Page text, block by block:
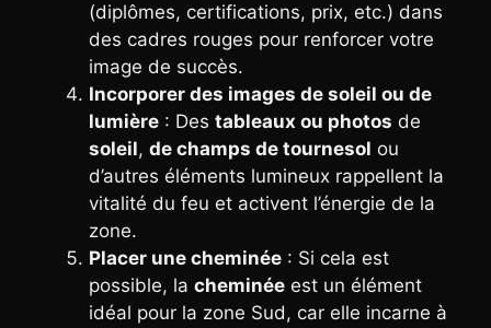
(diplômes, certifications, prix, etc.) dans
des cadres rouges pour renforcer votre
image de succès.
Incorporer des images de soleil ou de
lumière : Des tableaux ou photos de
soleil, de champs de tournesol ou
d’autres éléments lumineux rappellent la
vitalité du feu et activent l’énergie de la
zone.
Placer une cheminée : Si cela est
possible, la cheminée est un élément
idéal pour la zone Sud, car elle incarne à